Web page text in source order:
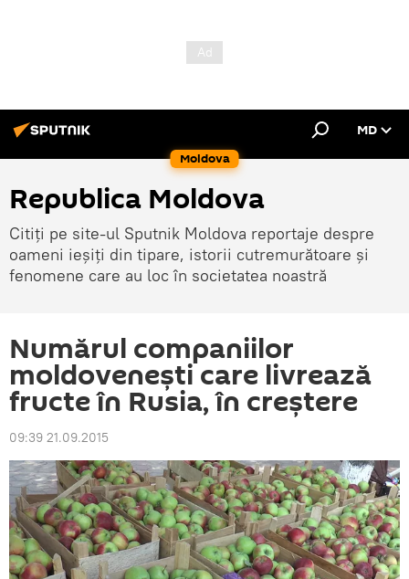
Moldova
MD
Republica Moldova
Citiți pe site-ul Sputnik Moldova reportaje despre
oameni ieșiți din tipare, istorii cutremurătoare și
fenomene care au loc în societatea noastră
Numărul companiilor
moldoveneşti care livrează
fructe în Rusia, în creştere
09:39 21.09.2015